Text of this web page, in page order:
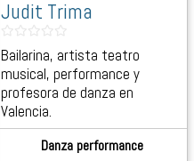
Judit Trima
Bailarina, artista teatro
musical, performance y
profesora de danza en
Valencia.
Danza performance